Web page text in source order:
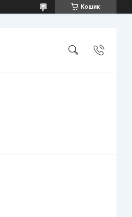
Кошик